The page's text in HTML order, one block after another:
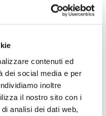
contenuti ed
dei social media e per
inoltre
il nostro sito con i
analisi dei dati web,